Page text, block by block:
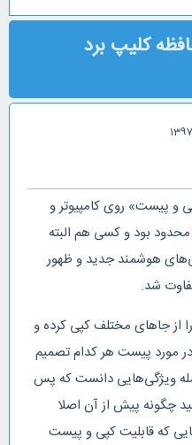
کلیپ برد
و پیست» روی کامپیوتر و
بود و کسی هم البته
هوشمند جدید و ظهور
شد.
از جاهای مختلف کپی کرده و
در مورد پیست هر کدام تصمیم
ویژگی‌هایی دانست که پس
چگونه پیش از آن اصلا
که قابلیت کپی و پیست